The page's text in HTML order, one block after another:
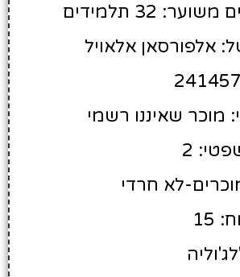
32 תלמידים
אלפורסאן אלאויל
שאיננו רשמי
2
לא חרדי
15